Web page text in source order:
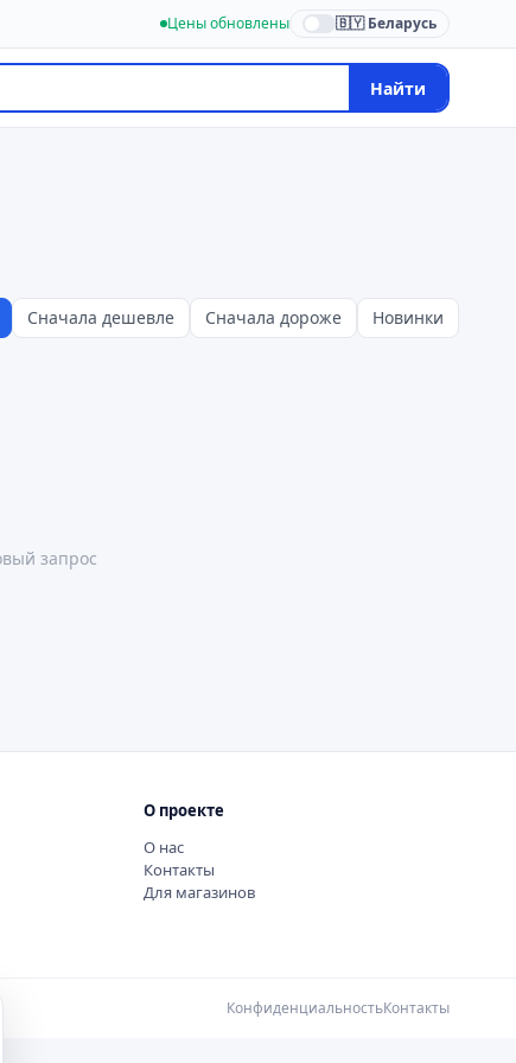
Цены обновлены 🇧🇾 Беларусь
Найти
Сначала дешевле Сначала дороже Новинки
запрос
О проекте
О нас
Контакты
Для магазинов
КонфиденциальностьКонтакты